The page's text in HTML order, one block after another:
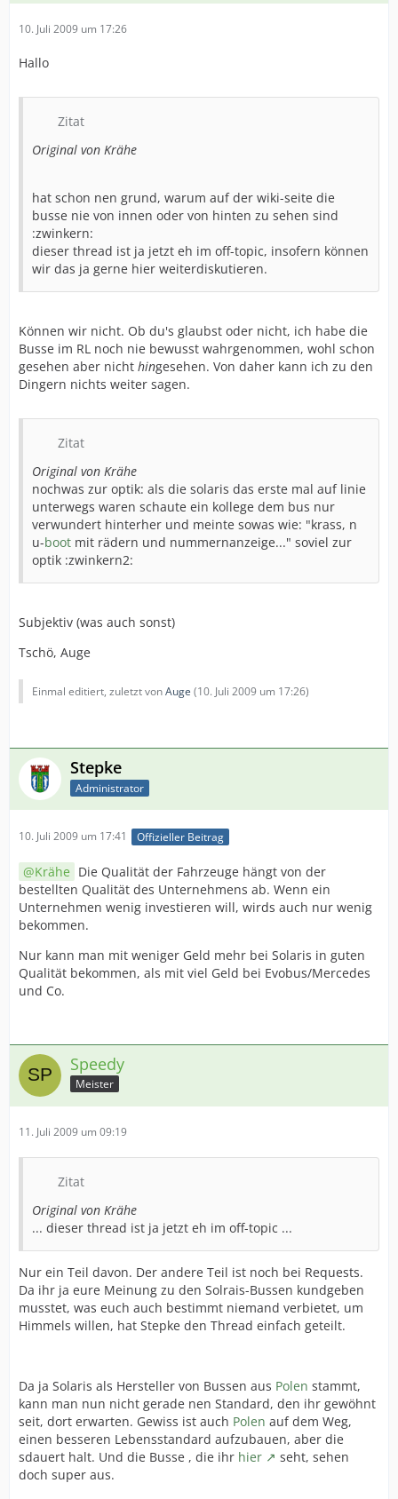
10. Juli 2009 um 17:26
Hallo
Zitat
Original von Krähe
hat schon nen grund, warum auf der wiki-seite die
busse nie von innen oder von hinten zu sehen sind
:zwinkern:
dieser thread ist ja jetzt eh im off-topic, insofern können
wir das ja gerne hier weiterdiskutieren.
Können wir nicht. Ob du's glaubst oder nicht, ich habe die
Busse im RL noch nie bewusst wahrgenommen, wohl schon
gesehen aber nicht hingesehen. Von daher kann ich zu den
Dingern nichts weiter sagen.
Zitat
Original von Krähe
nochwas zur optik: als die solaris das erste mal auf linie
unterwegs waren schaute ein kollege dem bus nur
verwundert hinterher und meinte sowas wie: "krass, n
u-boot mit rädern und nummernanzeige..." soviel zur
optik :zwinkern2:
Subjektiv (was auch sonst)
Tschö, Auge
Einmal editiert, zuletzt vonAuge (10. Juli 2009 um 17:26)
Stepke
Administrator
10. Juli 2009 um 17:41 Offizieller Beitrag
Krähe Die Qualität der Fahrzeuge hängt von der
bestellten Qualität des Unternehmens ab. Wenn ein
Unternehmen wenig investieren will, wirds auch nur wenig
bekommen.
Nur kann man mit weniger Geld mehr bei Solaris in guten
Qualität bekommen, als mit viel Geld bei Evobus/Mercedes
und Co.
Speedy
Meister
11. Juli 2009 um 09:19
Zitat
Original von Krähe
... dieser thread ist ja jetzt eh im off-topic ...
Nur ein Teil davon. Der andere Teil ist noch bei Requests.
Da ihr ja eure Meinung zu den Solrais-Bussen kundgeben
musstet, was euch auch bestimmt niemand verbietet, um
Himmels willen, hat Stepke den Thread einfach geteilt.
Da ja Solaris als Hersteller von Bussen aus Polen stammt,
kann man nun nicht gerade nen Standard, den ihr gewöhnt
seit, dort erwarten. Gewiss ist auch Polen auf dem Weg,
einen besseren Lebensstandard aufzubauen, aber die
sdauert halt. Und die Busse , die ihr hier
seht, sehen
doch super aus.